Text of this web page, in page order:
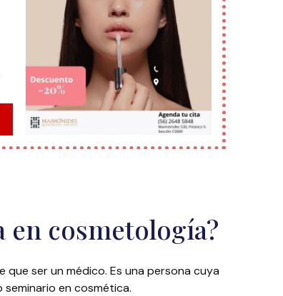
en cosmetología?
ser un médico. Es una persona cuya
en cosmética.